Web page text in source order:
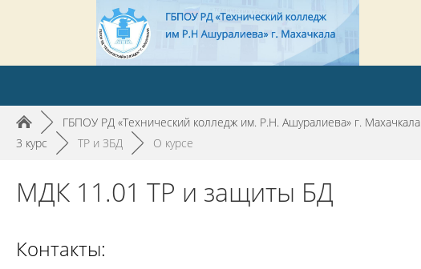
► ГБПОУ РД «Технический колледж им. Р.Н. Ашуралиева» г. Махачкала
3 курс
► ТР и ЗБД ► О курсе
МДК 11.01 ТР и защиты БД
Контакты: